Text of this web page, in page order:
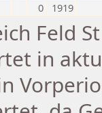
0 1919
Feld
in